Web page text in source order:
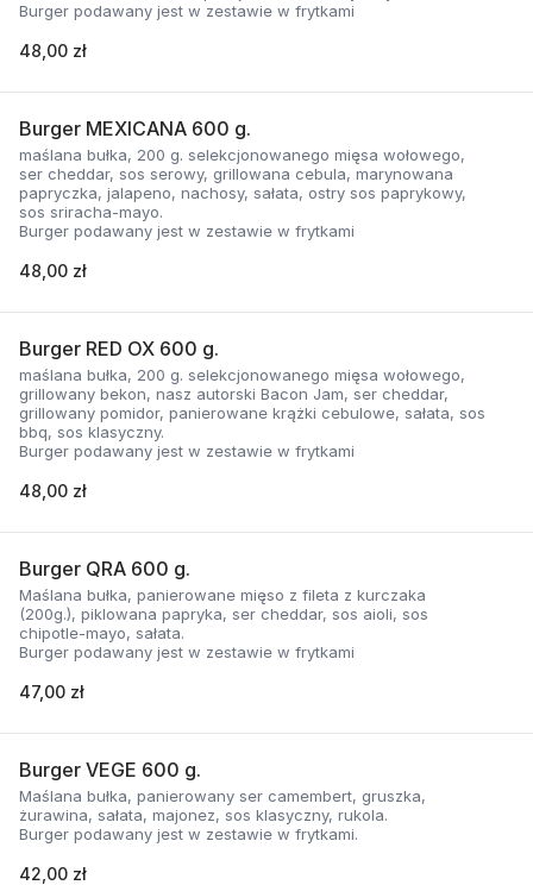
Burger podawany jest w zestawie w frytkami
48,00 zł
Burger MEXICANA 600 g.
maślana bułka, 200 g. selekcjonowanego mięsa wołowego,
ser cheddar, sos serowy, grillowana cebula, marynowana
papryczka, jalapeno, nachosy, sałata, ostry sos paprykowy,
sos sriracha-mayo.
Burger podawany jest w zestawie w frytkami
48,00 zł
Burger RED OX 600 g.
maślana bułka, 200 g. selekcjonowanego mięsa wołowego,
grillowany bekon, nasz autorski Bacon Jam, ser cheddar,
grillowany pomidor, panierowane krążki cebulowe, sałata, sos
bbq, sos klasyczny.
Burger podawany jest w zestawie w frytkami
48,00 zł
Burger QRA 600 g.
Maślana bułka, panierowane mięso z fileta z kurczaka
(200g.), piklowana papryka, ser cheddar, sos aioli, sos
chipotle-mayo, sałata.
Burger podawany jest w zestawie w frytkami
47,00 zł
Burger VEGE 600 g.
Maślana bułka, panierowany ser camembert, gruszka,
żurawina, sałata, majonez, sos klasyczny, rukola.
Burger podawany jest w zestawie w frytkami.
42,00 zł